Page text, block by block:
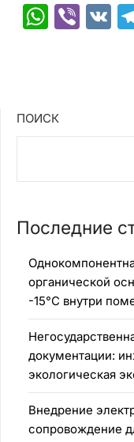
ПОИСК
Последние
органической
-15°C внутри
документации:
экологическая
Внедрение
сопровождение